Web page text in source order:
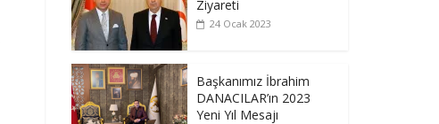
Ziyareti
24 Ocak 2023
Başkanımız İbrahim
DANACILAR’ın 2023
Yeni Yıl Mesajı